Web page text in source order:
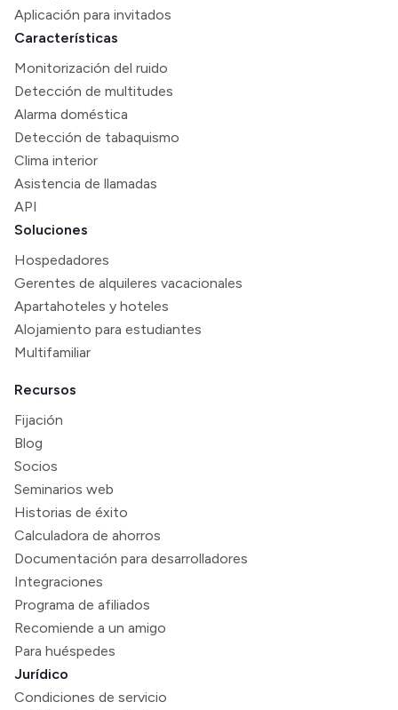
Aplicación para invitados
Características
Monitorización del ruido
Detección de multitudes
Alarma doméstica
Detección de tabaquismo
Clima interior
Asistencia de llamadas
API
Soluciones
Hospedadores
Gerentes de alquileres vacacionales
Apartahoteles y hoteles
Alojamiento para estudiantes
Multifamiliar
Recursos
Fijación
Blog
Socios
Seminarios web
Historias de éxito
Calculadora de ahorros
Documentación para desarrolladores
Integraciones
Programa de afiliados
Recomiende a un amigo
Para huéspedes
Jurídico
Condiciones de servicio